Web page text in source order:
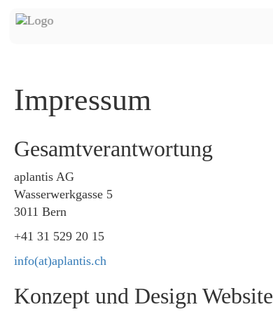
Impressum
Gesamtverantwortung
aplantis AG
Wasserwerkgasse 5
3011 Bern
+41 31 529 20 15
info(at)aplantis.ch
Konzept und Design Website